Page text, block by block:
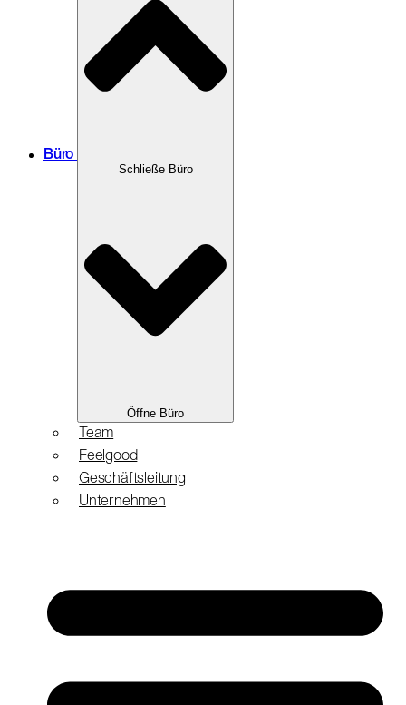
Büro
Schließe Büro
Öffne Büro
Team
Feelgood
Geschäftsleitung
Unternehmen